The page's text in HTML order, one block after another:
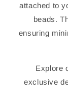
attached to
beads.
ensuring
Explore
exclusive